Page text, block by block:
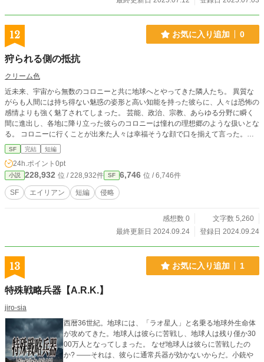
12 お気に入り追加 0
狩られる側の抵抗
クリーム色
近未来、宇宙から無数のコロニーと共に地球へとやってきた隣人たち。 異質な
がらも人間には持ち得ない魅惑の姿形と高い知能を持った彼らに、人々は恐怖の
感情よりも強く魅了されてしまった。 芸能、政治、宗教、あらゆる分野に瞬く
間に進出し、各地に降り立った彼らのコロニーは憧れの理想郷のような扱いとな
る。 コロニーに行くことが出来た人々は幸福そうな顔で口を揃えて言った。
「あの楽園に行けたことで私は生まれ変わった」と。 そうして、人は慣れてい
く、慣らされていく。ほんの僅かな違和感に気付く人間は少ない。 そうして、
その時思うのだ。気付いた時にはもう、遅いのだと。
SF 完結 短編
24h.ポイント 0pt
小説 228,932 位 / 228,932件 SF 6,746 位 / 6,746件
SF エイリアン 短編 侵略
感想数 0
文字数 5,260
最終更新日 2024.09.24
登録日 2024.09.24
13 お気に入り追加 1
特殊戦略兵器【A.R.K.】
jiro-sia
西暦36世紀。地球には、「ラオ星人」と名乗る地球外生命体
が攻めてきた。地球人は彼らに苦戦し、地球人は残り僅か30
00万人となってしまった。 なぜ地球人は彼らに苦戦したの
か? ——それは、彼らに通常兵器が効かないからだ。小銃や